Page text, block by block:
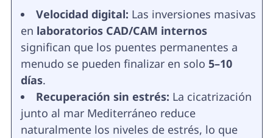
Velocidad digital: Las inversiones masivas
en laboratorios CAD/CAM internos
significan que los puentes permanentes a
menudo se pueden finalizar en solo 5–10
días.
Recuperación sin estrés: La cicatrización
junto al mar Mediterráneo reduce
naturalmente los niveles de estrés, lo que